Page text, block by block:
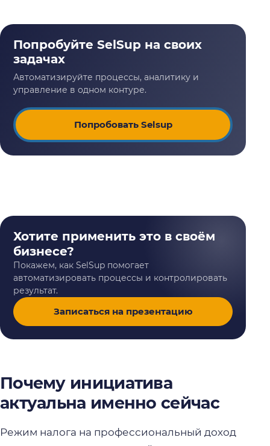
Попробовать Selsup
Хотите применить это в своём
бизнесе?
Покажем, как SelSup помогает
автоматизировать процессы и контролировать
результат.
Записаться на презентацию
Почему инициатива
актуальна именно сейчас
Режим налога на профессиональный доход